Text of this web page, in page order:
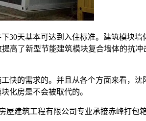
30天基本可达到入住标准。建筑模块
高了新型节能建筑模块复合墙体的抗
快的需求的。并且从各个方面来看，
化房是不会被取代的。
建筑工程有限公司专业承接赤峰打包